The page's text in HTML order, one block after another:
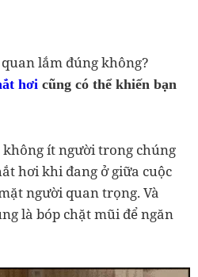
lắm đúng không?
hơi cũng có thể khiến bạn
ít người trong chúng
hơi khi đang ở giữa cuộc
người quan trọng. Và
là bóp chặt mũi để ngăn